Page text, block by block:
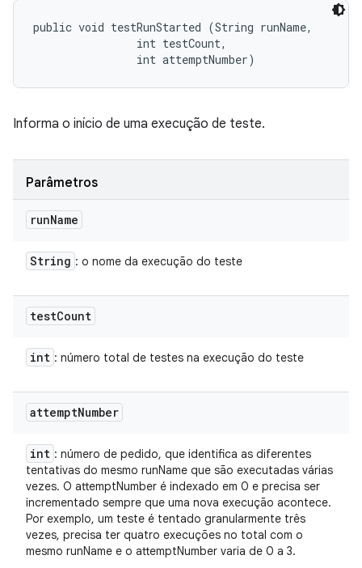
public void testRunStarted (String runName,
                int testCount,
                int attemptNumber)
Informa o início de uma execução de teste.
Parâmetros
runName
String : o nome da execução do teste
testCount
int : número total de testes na execução do teste
attemptNumber
int : número de pedido, que identifica as diferentes
tentativas do mesmo runName que são executadas várias
vezes. O attemptNumber é indexado em 0 e precisa ser
incrementado sempre que uma nova execução acontece.
Por exemplo, um teste é tentado granularmente três
vezes, precisa ter quatro execuções no total com o
mesmo runName e o attemptNumber varia de 0 a 3.